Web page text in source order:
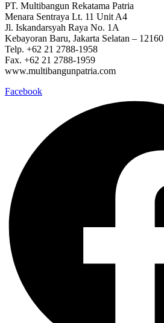
PT. Multibangun Rekatama Patria
Menara Sentraya Lt. 11 Unit A4
Jl. Iskandarsyah Raya No. 1A
Kebayoran Baru, Jakarta Selatan – 12160
Telp. +62 21 2788-1958
Fax. +62 21 2788-1959
www.multibangunpatria.com
Facebook